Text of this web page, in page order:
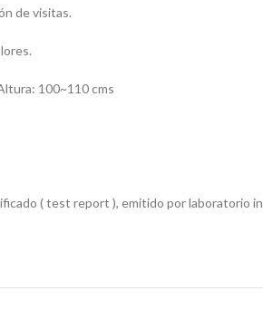
de visitas.
100~110 cms
( test report ), emitido por laboratorio